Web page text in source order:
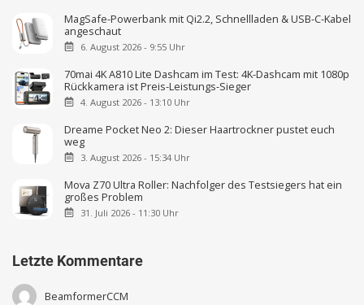
MagSafe-Powerbank mit Qi2.2, Schnellladen & USB-C-Kabel
angeschaut
6. August 2026 - 9:55 Uhr
70mai 4K A810 Lite Dashcam im Test: 4K-Dashcam mit 1080p
Rückkamera ist Preis-Leistungs-Sieger
4. August 2026 - 13:10 Uhr
Dreame Pocket Neo 2: Dieser Haartrockner pustet euch
weg
3. August 2026 - 15:34 Uhr
Mova Z70 Ultra Roller: Nachfolger des Testsiegers hat ein
großes Problem
31. Juli 2026 - 11:30 Uhr
Letzte Kommentare
BeamformerCCM